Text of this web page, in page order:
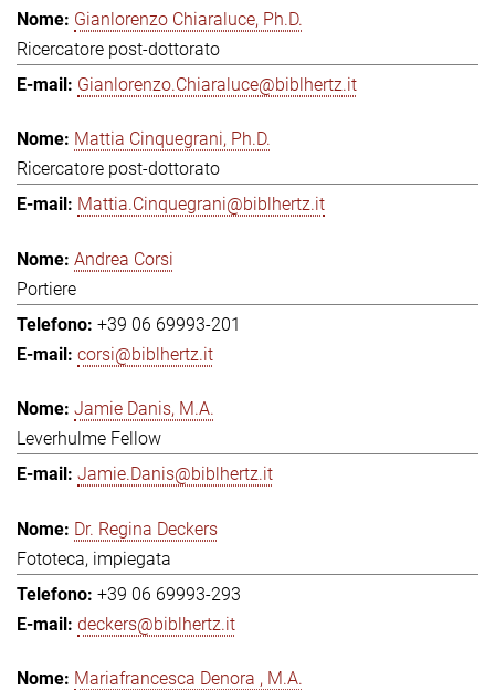
Gianlorenzo Chiaraluce, Ph.D.
Ricercatore post-dottorato
Gianlorenzo.Chiaraluce@biblhertz.it
Mattia Cinquegrani, Ph.D.
Ricercatore post-dottorato
Mattia.Cinquegrani@biblhertz.it
Andrea Corsi
Portiere
+39 06 69993-201
corsi@biblhertz.it
Jamie Danis, M.A.
Leverhulme Fellow
Jamie.Danis@biblhertz.it
Dr. Regina Deckers
Fototeca, impiegata
+39 06 69993-293
deckers@biblhertz.it
Mariafrancesca Denora , M.A.